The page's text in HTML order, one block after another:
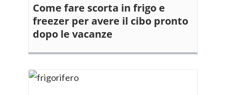
Come fare scorta in frigo e
freezer per avere il cibo pronto
dopo le vacanze